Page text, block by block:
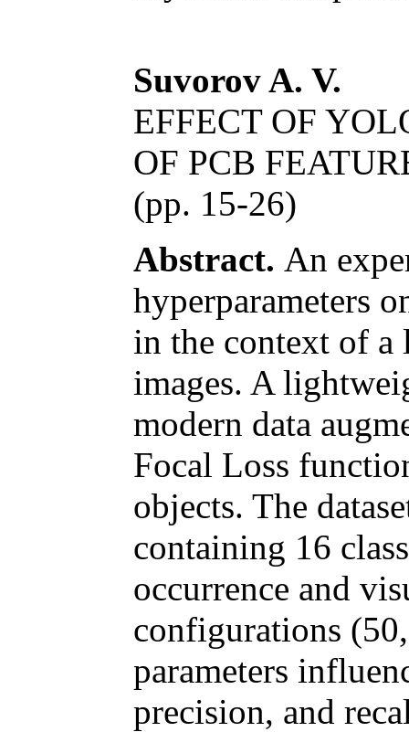
Suvorov A. V.
EFFECT OF
OF PCB
(pp. 15-26)
Abstract. An
hyperparameters
in the context of a
images. A
modern data
Focal Loss
objects. The
containing 16
occurrence and
configurations
parameters
precision, and